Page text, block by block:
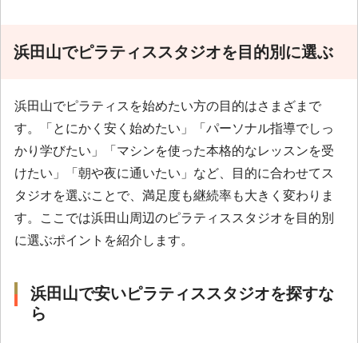
浜田山でピラティススタジオを目的別に選ぶ
浜田山でピラティスを始めたい方の目的はさまざまで
す。「とにかく安く始めたい」「パーソナル指導でしっ
かり学びたい」「マシンを使った本格的なレッスンを受
けたい」「朝や夜に通いたい」など、目的に合わせてス
タジオを選ぶことで、満足度も継続率も大きく変わりま
す。ここでは浜田山周辺のピラティススタジオを目的別
に選ぶポイントを紹介します。
浜田山で安いピラティススタジオを探すな
ら